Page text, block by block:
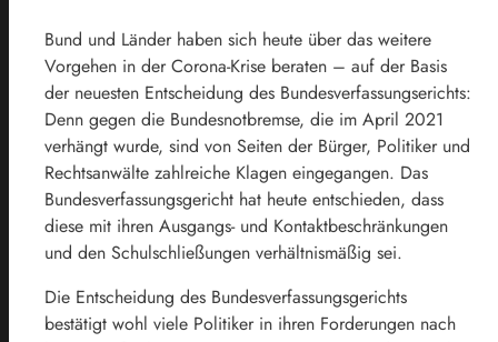
Bund und Länder haben sich heute über das weitere
Vorgehen in der Corona-Krise beraten – auf der Basis
der neuesten Entscheidung des Bundesverfassungserichts:
Denn gegen die Bundesnotbremse, die im April 2021
verhängt wurde, sind von Seiten der Bürger, Politiker und
Rechtsanwälte zahlreiche Klagen eingegangen. Das
Bundesverfassungsgericht hat heute entschieden, dass
diese mit ihren Ausgangs- und Kontaktbeschränkungen
und den Schulschließungen verhältnismäßig sei.
Die Entscheidung des Bundesverfassungsgerichts
bestätigt wohl viele Politiker in ihren Forderungen nach